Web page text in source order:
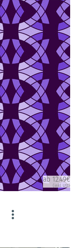
ab 12.49€
(inkl. USt)